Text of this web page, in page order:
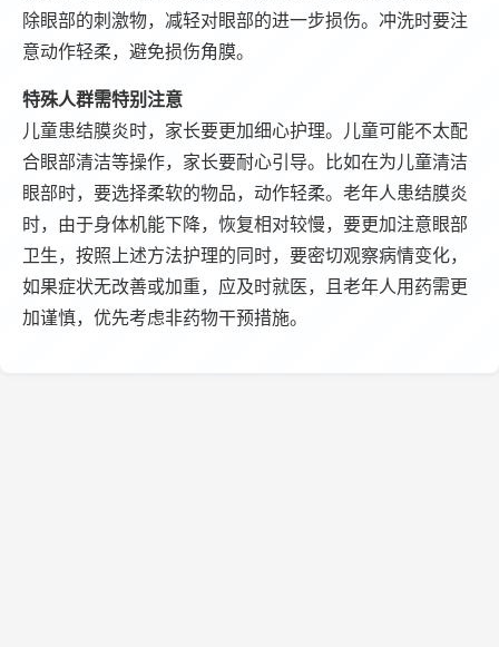
除眼部的刺激物，减轻对眼部的进一步损伤。冲洗时要注
意动作轻柔，避免损伤角膜。
特殊人群需特别注意
儿童患结膜炎时，家长要更加细心护理。儿童可能不太配
合眼部清洁等操作，家长要耐心引导。比如在为儿童清洁
眼部时，要选择柔软的物品，动作轻柔。老年人患结膜炎
时，由于身体机能下降，恢复相对较慢，要更加注意眼部
卫生，按照上述方法护理的同时，要密切观察病情变化，
如果症状无改善或加重，应及时就医，且老年人用药需更
加谨慎，优先考虑非药物干预措施。